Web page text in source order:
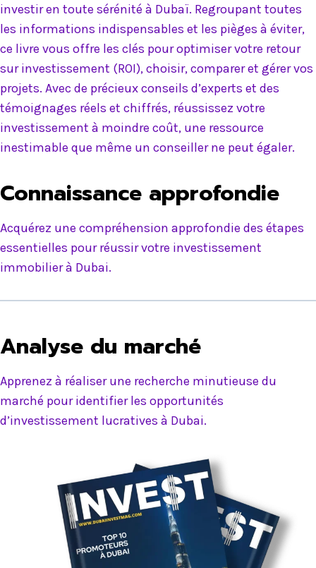
investir en toute sérénité à Dubaï. Regroupant toutes
les informations indispensables et les pièges à éviter,
ce livre vous offre les clés pour optimiser votre retour
sur investissement (ROI), choisir, comparer et gérer vos
projets. Avec de précieux conseils d’experts et des
témoignages réels et chiffrés, réussissez votre
investissement à moindre coût, une ressource
inestimable que même un conseiller ne peut égaler.
Connaissance approfondie
Acquérez une compréhension approfondie des étapes
essentielles pour réussir votre investissement
immobilier à Dubai.
Analyse du marché
Apprenez à réaliser une recherche minutieuse du
marché pour identifier les opportunités
d’investissement lucratives à Dubai.